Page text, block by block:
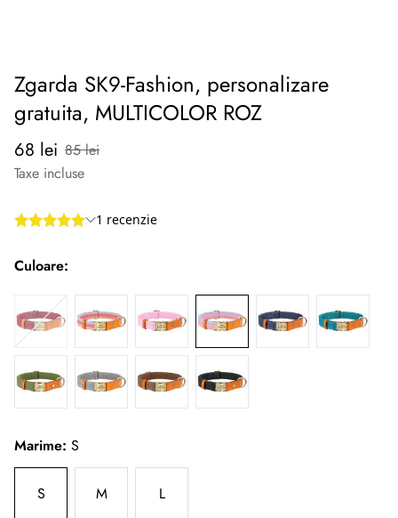
Zgarda SK9-Fashion, personalizare
gratuita, MULTICOLOR ROZ
Preț
redus
68 lei
Preț
normal
85 lei
Taxe incluse
Culoare:
Marime: S
S M L